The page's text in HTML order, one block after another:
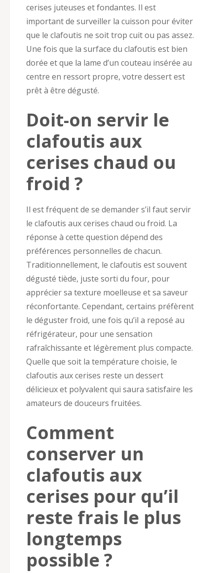
cerises juteuses et fondantes. Il est
important de surveiller la cuisson pour éviter
que le clafoutis ne soit trop cuit ou pas assez.
Une fois que la surface du clafoutis est bien
dorée et que la lame d’un couteau insérée au
centre en ressort propre, votre dessert est
prêt à être dégusté.
Doit-on servir le
clafoutis aux
cerises chaud ou
froid ?
Il est fréquent de se demander s’il faut servir
le clafoutis aux cerises chaud ou froid. La
réponse à cette question dépend des
préférences personnelles de chacun.
Traditionnellement, le clafoutis est souvent
dégusté tiède, juste sorti du four, pour
apprécier sa texture moelleuse et sa saveur
réconfortante. Cependant, certains préfèrent
le déguster froid, une fois qu’il a reposé au
réfrigérateur, pour une sensation
rafraîchissante et légèrement plus compacte.
Quelle que soit la température choisie, le
clafoutis aux cerises reste un dessert
délicieux et polyvalent qui saura satisfaire les
amateurs de douceurs fruitées.
Comment
conserver un
clafoutis aux
cerises pour qu’il
reste frais le plus
longtemps
possible ?